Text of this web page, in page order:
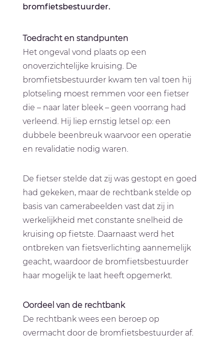
bromfietsbestuurder.
Toedracht en standpunten
Het ongeval vond plaats op een
onoverzichtelijke kruising. De
bromfietsbestuurder kwam ten val toen hij
plotseling moest remmen voor een fietser
die – naar later bleek – geen voorrang had
verleend. Hij liep ernstig letsel op: een
dubbele beenbreuk waarvoor een operatie
en revalidatie nodig waren.
De fietser stelde dat zij was gestopt en goed
had gekeken, maar de rechtbank stelde op
basis van camerabeelden vast dat zij in
werkelijkheid met constante snelheid de
kruising op fietste. Daarnaast werd het
ontbreken van fietsverlichting aannemelijk
geacht, waardoor de bromfietsbestuurder
haar mogelijk te laat heeft opgemerkt.
Oordeel van de rechtbank
De rechtbank wees een beroep op
overmacht door de bromfietsbestuurder af.